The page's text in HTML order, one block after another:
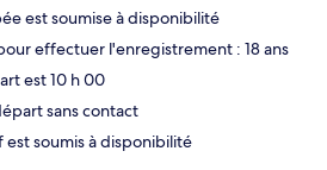
est soumise à disponibilité
effectuer l'enregistrement : 18 ans
est 10 h 00
sans contact
est soumis à disponibilité